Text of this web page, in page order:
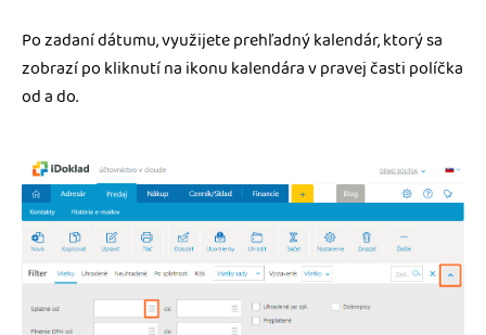
Po zadaní dátumu, využijete prehľadný kalendár, ktorý sa
zobrazí po kliknutí na ikonu kalendára v pravej časti políčka
od a do.